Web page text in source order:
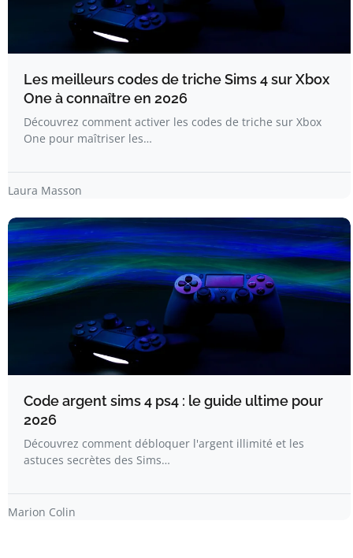
Les meilleurs codes de triche Sims 4 sur Xbox
One à connaître en 2026
Découvrez comment activer les codes de triche sur Xbox
One pour maîtriser les…
Laura Masson
Code argent sims 4 ps4 : le guide ultime pour
2026
Découvrez comment débloquer l'argent illimité et les
astuces secrètes des Sims…
Marion Colin